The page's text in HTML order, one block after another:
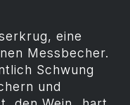
eine
Messbecher.
Schwung
und